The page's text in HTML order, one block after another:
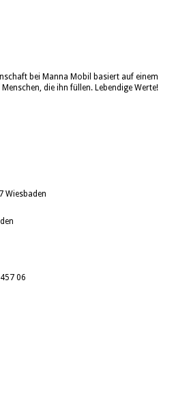
bei Manna Mobil basiert auf einem
die ihn füllen. Lebendige Werte!
Wiesbaden
06